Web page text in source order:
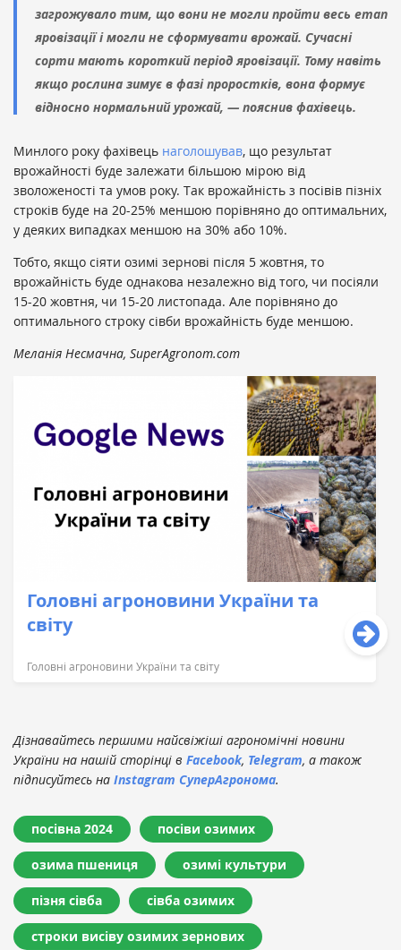
загрожувало тим, що вони не могли пройти весь етап
яровізації і могли не сформувати врожай. Сучасні
сорти мають короткий період яровізації. Тому навіть
якщо рослина зимує в фазі проростків, вона формує
відносно нормальний урожай, — пояснив фахівець.
Минлого року фахівець наголошував, що результат
врожайності буде залежати більшою мірою від
зволоженості та умов року. Так врожайність з посівів пізніх
строків буде на 20-25% меншою порівняно до оптимальних,
у деяких випадках меншою на 30% або 10%.
Тобто, якщо сіяти озимі зернові після 5 жовтня, то
врожайність буде однакова незалежно від того, чи посіяли
15-20 жовтня, чи 15-20 листопада. Але порівняно до
оптимального строку сівби врожайність буде меншою.
Меланія Несмачна, SuperAgronom.com
Головні агроновини України та
світу
Головні агроновини України та світу
Дізнавайтесь першими найсвіжіші агрономічні новини
України на нашій сторінці в Facebook, Telegram, а також
підписуйтесь на Instagram СуперАгронома.
посівна 2024 посіви озимих
озима пшениця озимі культури
пізня сівба сівба озимих
строки висіву озимих зернових